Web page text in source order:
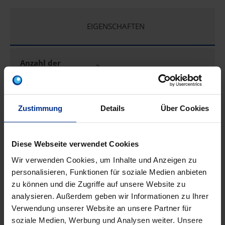
Zustimmung Details Über Cookies
Diese Webseite verwendet Cookies
Wir verwenden Cookies, um Inhalte und Anzeigen zu
personalisieren, Funktionen für soziale Medien anbieten
zu können und die Zugriffe auf unsere Website zu
analysieren. Außerdem geben wir Informationen zu Ihrer
Verwendung unserer Website an unsere Partner für
soziale Medien, Werbung und Analysen weiter. Unsere
EIGENSCHAFTEN
Anzahl der
2
Gehäusedurchfüh
rung
Vorprägung
Ausführung Doppel
Bauform Gerätedose
Befestigung der
Geräte
schrauben